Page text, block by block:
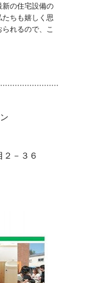
の住宅設備の
ちも嬉しく思
れるので、こ
－３６